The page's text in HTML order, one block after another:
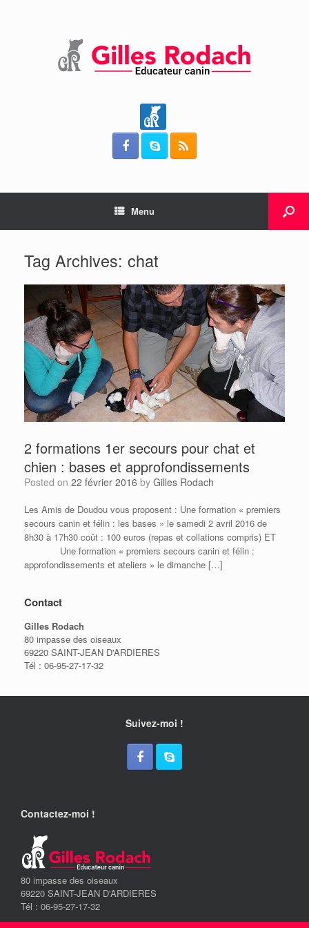
Menu
Tag Archives: chat
2 formations 1er secours pour chat et
chien : bases et approfondissements
Posted on 22 février 2016 by Gilles Rodach
Les Amis de Doudou vous proposent : Une formation « premiers
secours canin et félin : les bases » le samedi 2 avril 2016 de
8h30 à 17h30 coût : 100 euros (repas et collations compris) ET
Une formation « premiers secours canin et félin :
approfondissements et ateliers » le dimanche […]
Contact
Gilles Rodach
80 impasse des oiseaux
69220 SAINT-JEAN D'ARDIERES
Tél : 06-95-27-17-32
Suivez-moi !
Contactez-moi !
80 impasse des oiseaux
69220 SAINT-JEAN D'ARDIERES
Tél : 06-95-27-17-32